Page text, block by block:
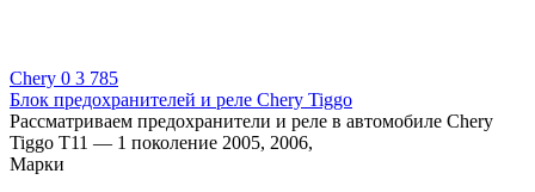
Chery 0 3 785
Блок предохранителей и реле Chery Tiggo
Рассматриваем предохранители и реле в автомобиле Chery
Tiggo T11 — 1 поколение 2005, 2006,
Марки